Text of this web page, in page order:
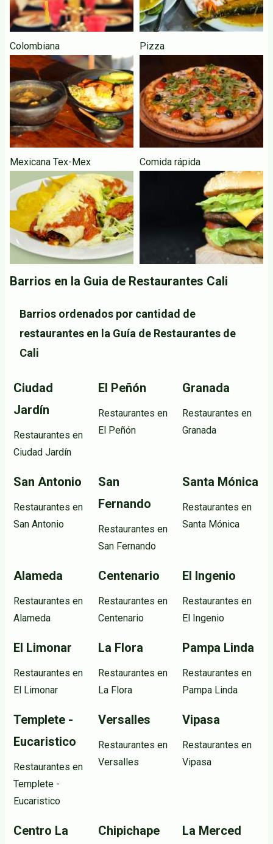
Colombiana Pizza
Mexicana Tex-Mex Comida rápida
Barrios en la Guia de Restaurantes Cali
Barrios ordenados por cantidad de
restaurantes en la Guía de Restaurantes de
Cali
Ciudad
Jardín
Restaurantes en
Ciudad Jardín
El Peñón
Restaurantes en
El Peñón
Granada
Restaurantes en
Granada
San Antonio
Restaurantes en
San Antonio
San
Fernando
Restaurantes en
San Fernando
Santa Mónica
Restaurantes en
Santa Mónica
Alameda
Restaurantes en
Alameda
Centenario
Restaurantes en
Centenario
El Ingenio
Restaurantes en
El Ingenio
El Limonar
Restaurantes en
El Limonar
La Flora
Restaurantes en
La Flora
Pampa Linda
Restaurantes en
Pampa Linda
Templete -
Eucaristico
Restaurantes en
Templete -
Eucaristico
Versalles
Restaurantes en
Versalles
Vipasa
Restaurantes en
Vipasa
Centro La
Chipichape La Merced